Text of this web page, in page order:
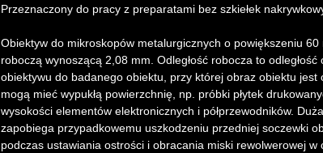
Przeznaczony do pracy z preparatami bez szkiełek
Obiektyw do mikroskopów metalurgicznych o powiększeniu 60
roboczą wynoszącą 2,08 mm. Odległość robocza to
obiektywu do badanego obiektu, przy której obraz obiektu jest
mogą mieć wypukłą powierzchnię, np. próbki płytek
wysokości elementów elektronicznych i półprzewodników.
zapobiega przypadkowemu uszkodzeniu przedniej soczewki
podczas ustawiania ostrości i obracania miski rewolwerowej w